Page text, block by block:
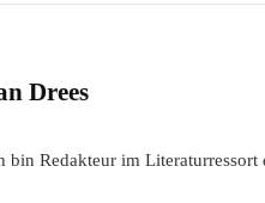
Drees
bin Redakteur im Literaturressort